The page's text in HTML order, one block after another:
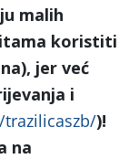
malih
koristiti
jer već
i
)!
na